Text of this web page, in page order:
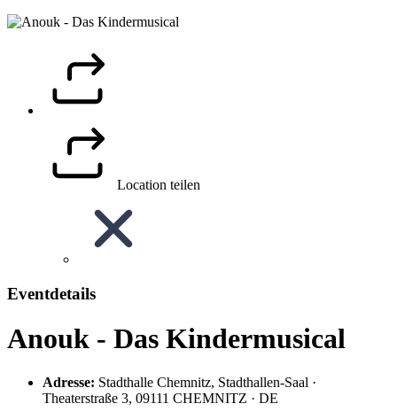
Location teilen
Eventdetails
Anouk - Das Kindermusical
Adresse: Stadthalle Chemnitz, Stadthallen-Saal ·
Theaterstraße 3, 09111 CHEMNITZ · DE